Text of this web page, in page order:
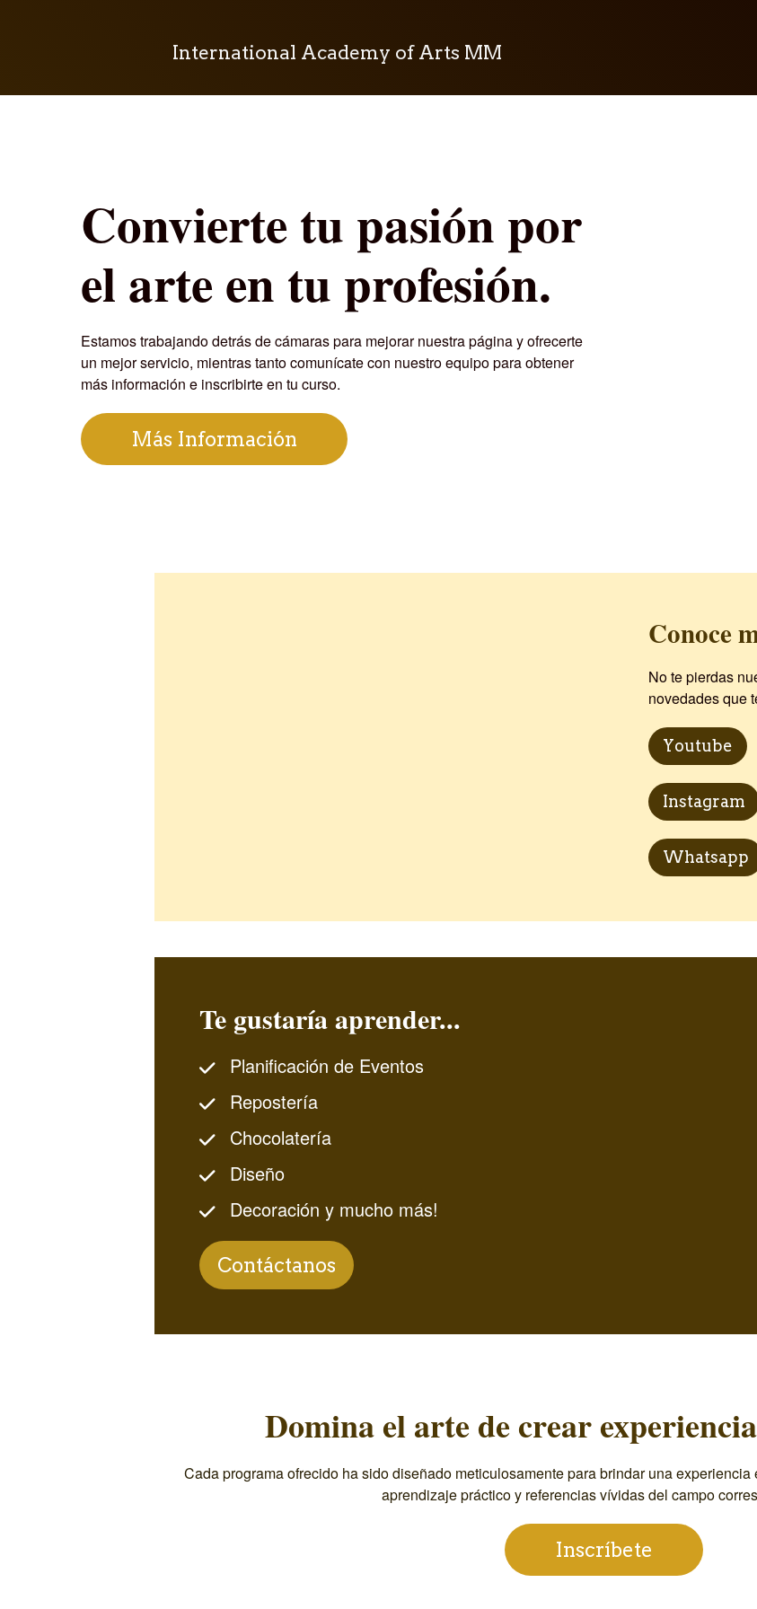
International Academy of Arts MM
Convierte tu pasión por
el arte en tu profesión.
Estamos trabajando detrás de cámaras para mejorar nuestra página y ofrecerte
un mejor servicio, mientras tanto comunícate con nuestro equipo para obtener
más información e inscribirte en tu curso.
Más Información
Conoce
No te pierdas
novedades que
Youtube
Instagram
Whatsapp
Te gustaría aprender...
Planificación de Eventos
Repostería
Chocolatería
Diseño
Decoración y mucho más!
Contáctanos
Domina el arte de crear
Cada programa ofrecido ha sido diseñado meticulosamente para brindar una
aprendizaje práctico y referencias vívidas del campo
Inscríbete